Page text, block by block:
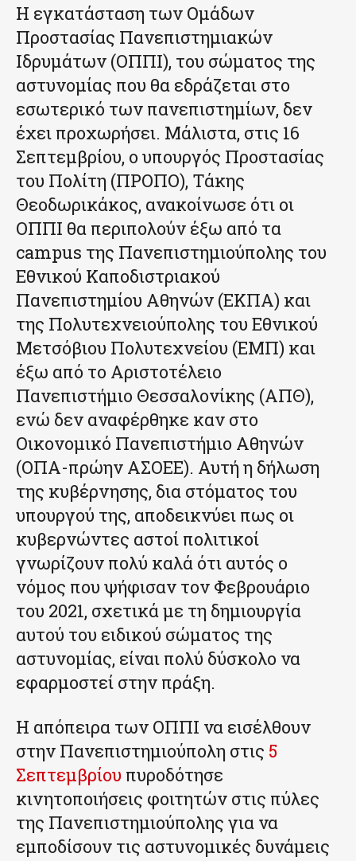
Η εγκατάσταση των Ομάδων
Προστασίας Πανεπιστημιακών
Ιδρυμάτων (ΟΠΠΙ), του σώματος της
αστυνομίας που θα εδράζεται στο
εσωτερικό των πανεπιστημίων, δεν
έχει προχωρήσει. Μάλιστα, στις 16
Σεπτεμβρίου, ο υπουργός Προστασίας
του Πολίτη (ΠΡΟΠΟ), Τάκης
Θεοδωρικάκος, ανακοίνωσε ότι οι
ΟΠΠΙ θα περιπολούν έξω από τα
campus της Πανεπιστημιούπολης του
Εθνικού Καποδιστριακού
Πανεπιστημίου Αθηνών (ΕΚΠΑ) και
της Πολυτεχνειούπολης του Εθνικού
Μετσόβιου Πολυτεχνείου (ΕΜΠ) και
έξω από το Αριστοτέλειο
Πανεπιστήμιο Θεσσαλονίκης (ΑΠΘ),
ενώ δεν αναφέρθηκε καν στο
Οικονομικό Πανεπιστήμιο Αθηνών
(ΟΠΑ-πρώην ΑΣΟΕΕ). Αυτή η δήλωση
της κυβέρνησης, δια στόματος του
υπουργού της, αποδεικνύει πως οι
κυβερνώντες αστοί πολιτικοί
γνωρίζουν πολύ καλά ότι αυτός ο
νόμος που ψήφισαν τον Φεβρουάριο
του 2021, σχετικά με τη δημιουργία
αυτού του ειδικού σώματος της
αστυνομίας, είναι πολύ δύσκολο να
εφαρμοστεί στην πράξη.
Η απόπειρα των ΟΠΠΙ να εισέλθουν
στην Πανεπιστημιούπολη στις 5
Σεπτεμβρίου πυροδότησε
κινητοποιήσεις φοιτητών στις πύλες
της Πανεπιστημιούπολης για να
εμποδίσουν τις αστυνομικές δυνάμεις